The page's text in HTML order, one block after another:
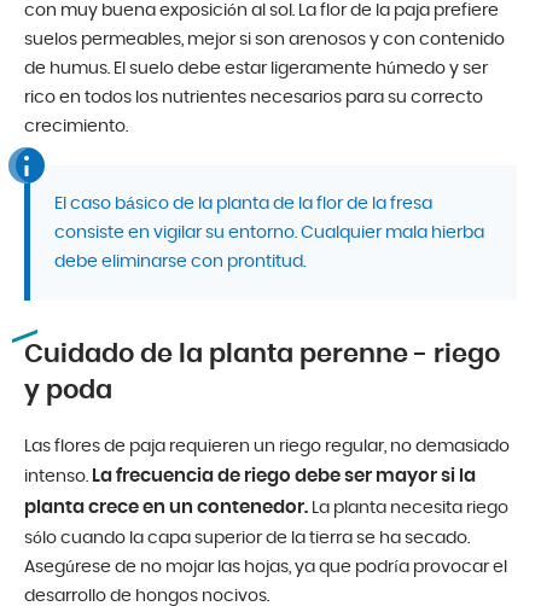
con muy buena exposición al sol. La flor de la paja prefiere
suelos permeables, mejor si son arenosos y con contenido
de humus. El suelo debe estar ligeramente húmedo y ser
rico en todos los nutrientes necesarios para su correcto
crecimiento.
El caso básico de la planta de la flor de la fresa
consiste en vigilar su entorno. Cualquier mala hierba
debe eliminarse con prontitud.
Cuidado de la planta perenne - riego
y poda
Las flores de paja requieren un riego regular, no demasiado
intenso. La frecuencia de riego debe ser mayor si la
planta crece en un contenedor. La planta necesita riego
sólo cuando la capa superior de la tierra se ha secado.
Asegúrese de no mojar las hojas, ya que podría provocar el
desarrollo de hongos nocivos.